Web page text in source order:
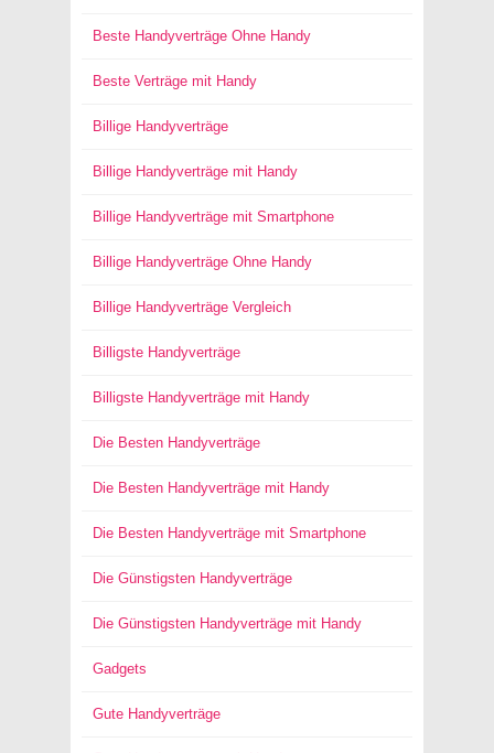
Beste Handyverträge Ohne Handy
Beste Verträge mit Handy
Billige Handyverträge
Billige Handyverträge mit Handy
Billige Handyverträge mit Smartphone
Billige Handyverträge Ohne Handy
Billige Handyverträge Vergleich
Billigste Handyverträge
Billigste Handyverträge mit Handy
Die Besten Handyverträge
Die Besten Handyverträge mit Handy
Die Besten Handyverträge mit Smartphone
Die Günstigsten Handyverträge
Die Günstigsten Handyverträge mit Handy
Gadgets
Gute Handyverträge